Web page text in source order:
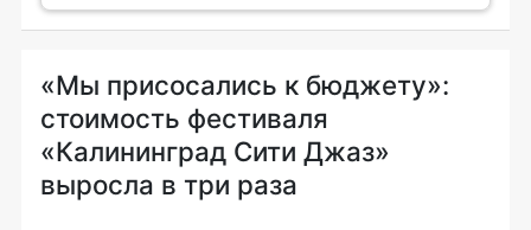
«Мы присосались к бюджету»:
стоимость фестиваля
«Калининград Сити Джаз»
выросла в три раза